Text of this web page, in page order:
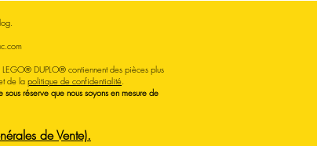
DUPLO® contiennent des pièces plus
de la politique de confidentialité
réserve que nous soyons en mesure de
de Vente).